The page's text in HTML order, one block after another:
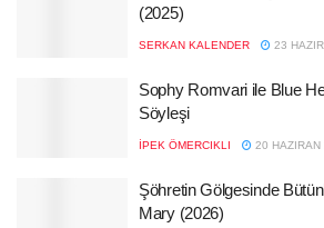
(2025)
SERKAN KALENDER 23
Sophy Romvari ile Blue
Söyleşi
İPEK ÖMERCIKLI 20 HAZIRAN
Şöhretin Gölgesinde
Mary (2026)